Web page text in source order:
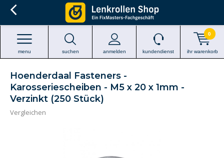
suchen anmelden
menu kundendienst ihr warenkorb
0
Hoenderdaal Fasteners -
Karosseriescheiben - M5 x 20 x 1mm -
Verzinkt (250 Stück)
Vergleichen